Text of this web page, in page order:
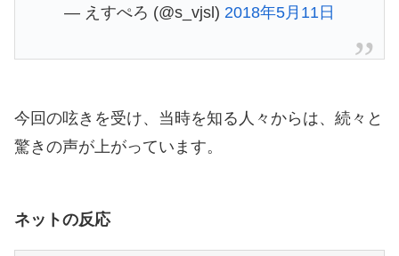
— えすぺろ (@s_vjsl) 2018年5月11日
今回の呟きを受け、当時を知る人々からは、続々と
驚きの声が上がっています。
ネットの反応